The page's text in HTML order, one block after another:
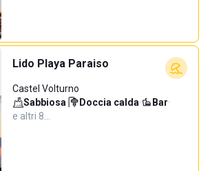
Lido Playa Paraiso
Castel Volturno
Sabbiosa· Doccia calda· Bar·
e altri 8…